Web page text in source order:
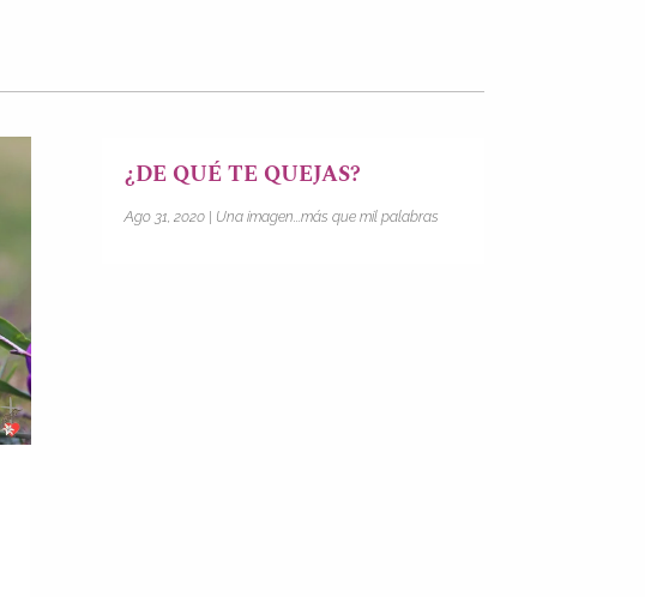
¿DE QUÉ TE QUEJAS?
Ago 31, 2020| Una imagen...más que mil palabras